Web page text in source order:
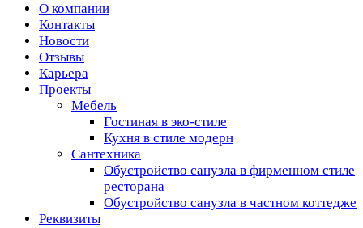
О компании
Контакты
Новости
Отзывы
Карьера
Проекты
Мебель
Гостиная в эко-стиле
Кухня в стиле модерн
Сантехника
Обустройство санузла в фирменном стиле
ресторана
Обустройство санузла в частном коттедже
Реквизиты